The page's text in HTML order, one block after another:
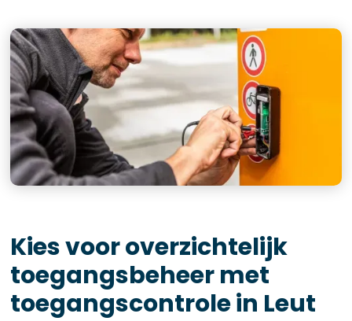
Kies voor overzichtelijk
toegangsbeheer met
toegangscontrole in Leut